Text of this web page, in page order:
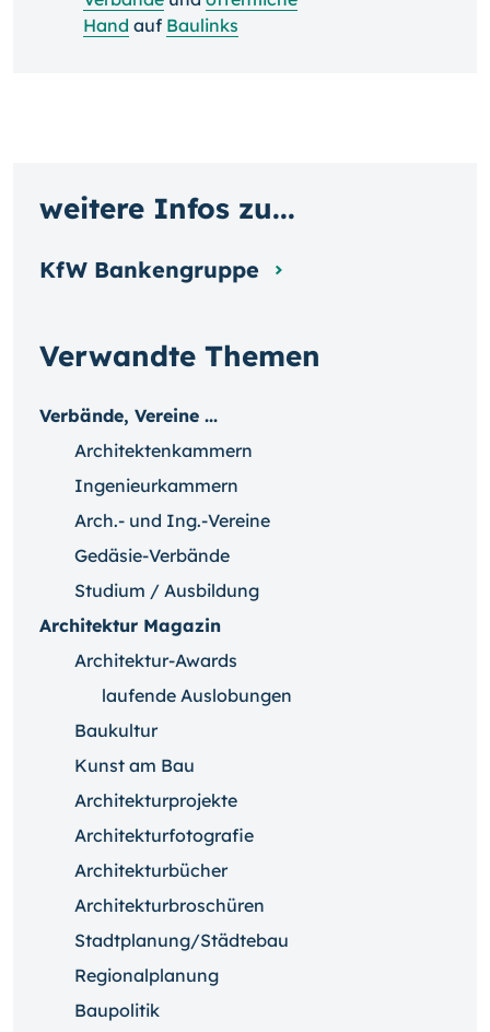
Hand auf Baulinks
Verwandte Themen
Verbände, Vereine ...
Architektenkammern
Ingenieurkammern
Arch.- und Ing.-Vereine
Gedäsie-Verbände
Studium / Ausbildung
Architektur Magazin
Architektur-Awards
laufende Auslobungen
Baukultur
Kunst am Bau
Architekturprojekte
Architekturfotografie
Architekturbücher
Architekturbroschüren
Stadtplanung/Städtebau
Regionalplanung
Baupolitik
weitere Infos zu...
KfW Bankengruppe